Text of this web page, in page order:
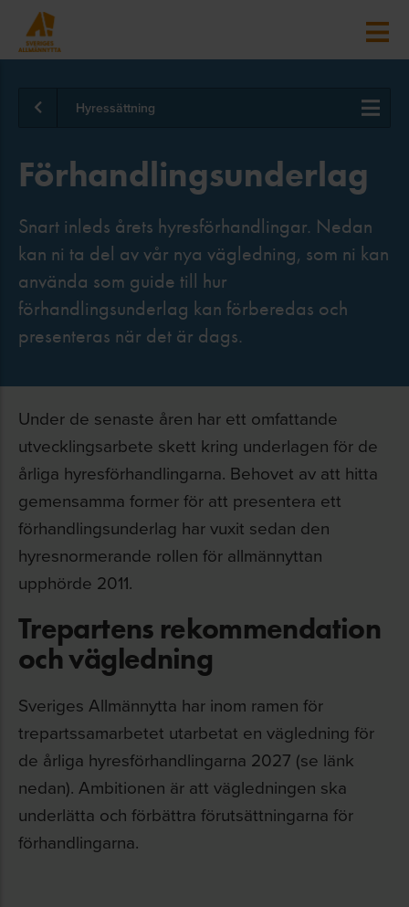
Hyressättning
Förhandlingsunderlag
Snart inleds årets hyresförhandlingar. Nedan
kan ni ta del av vår nya vägledning, som ni kan
använda som guide till hur
förhandlingsunderlag kan förberedas och
presenteras när det är dags.
Under de senaste åren har ett omfattande
utvecklingsarbete skett kring underlagen för de
årliga hyresförhandlingarna. Behovet av att hitta
gemensamma former för att presentera ett
förhandlingsunderlag har vuxit sedan den
hyresnormerande rollen för allmännyttan
upphörde 2011.
Trepartens rekommendation
och vägledning
Sveriges Allmännytta har inom ramen för
trepartssamarbetet utarbetat en vägledning för
de årliga hyresförhandlingarna 2027 (se länk
nedan). Ambitionen är att vägledningen ska
underlätta och förbättra förutsättningarna för
förhandlingarna.